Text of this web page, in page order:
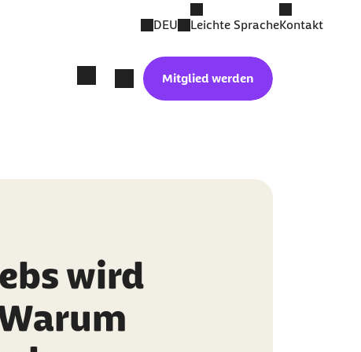
DEU Leichte SpracheKontakt
Mitglied werden
wird